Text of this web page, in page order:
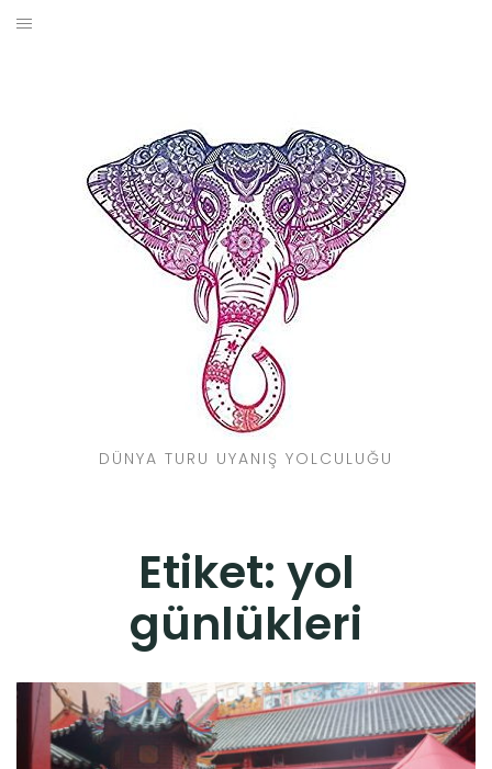
Skip
DÜNYA TURU UYANIŞ YOLCULUĞU
Etiket: yol
günlükleri
SEYAHAT REHBERI